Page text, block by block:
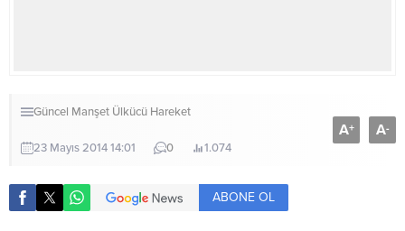
Güncel Manşet Ülkücü Hareket
23 Mayıs 2014 14:01 0 1.074
A+ A-
ABONE OL